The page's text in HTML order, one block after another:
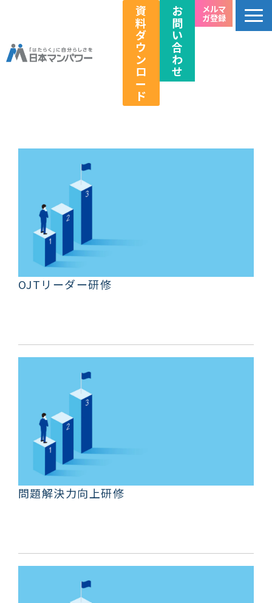
資
料
ダ
ウ
ン
ロ
ー
ド
お
問
い
合
わ
せ
メルマ
ガ登録
HRフェス／イベント情報
OJTリーダー研修
問題解決力向上研修